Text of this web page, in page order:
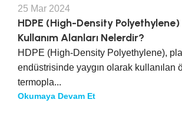
25 Mar 2024
HDPE (High-Density
Kullanım Alanları Nelerdir?
HDPE (High-Density Polyethylene),
endüstrisinde yaygın olarak kullanılan
termopla...
Okumaya Devam Et